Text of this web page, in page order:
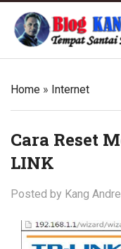
Kang Andre Online
Home » Internet
Cara Reset
LINK
Posted by Kang Andre